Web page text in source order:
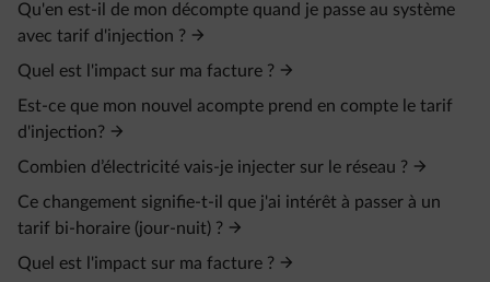
Qu'en est-il de mon décompte quand je passe au système
avec tarif d'injection ?
Quel est l'impact sur ma facture ?
Est-ce que mon nouvel acompte prend en compte le tarif
d'injection?
Combien d’électricité vais-je injecter sur le réseau ?
Ce changement signifie-t-il que j'ai intérêt à passer à un
tarif bi-horaire (jour-nuit) ?
Quel est l'impact sur ma facture ?